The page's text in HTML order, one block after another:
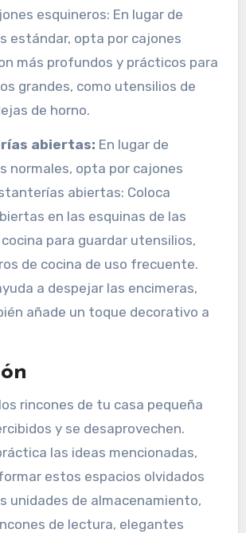
esquineros: En lugar de
estándar, opta por cajones
más profundos y prácticos para
grandes, como utensilios de
de horno.
abiertas: En lugar de
normales, opta por cajones
abiertas: Coloca
en las esquinas de las
para guardar utensilios,
de cocina de uso frecuente.
a despejar las encimeras,
añade un toque decorativo a
rincones de tu casa pequeña
y se desaprovechen.
las ideas mencionadas,
estos espacios olvidados
unidades de almacenamiento,
de lectura, elegantes